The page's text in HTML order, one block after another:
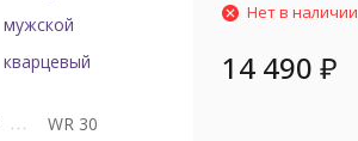
мужской
кварцевый
WR 30
Нет в наличии
14 490 ₽